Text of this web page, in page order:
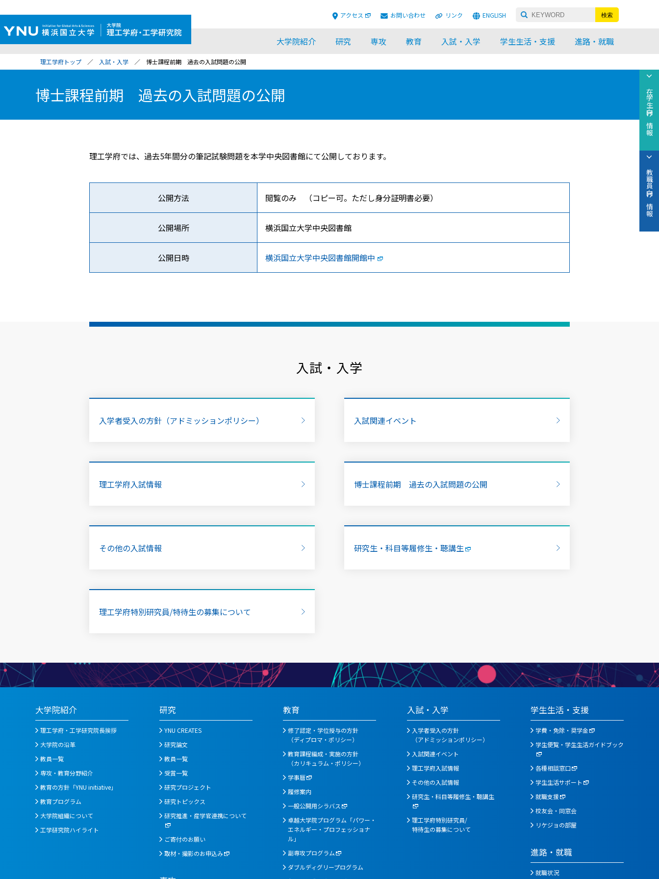
アクセス お問い合わせ リンク ENGLISH
大学院紹介 研究 専攻 教育 入試・入学 学生生活・支援 進路・就職
在学生向け情報
教職員向け情報
理工学府トップ 入試・入学 博士課程前期 過去の入試問題の公開
博士課程前期 過去の入試問題の公開
理工学府では、過去5年間分の筆記試験問題を本学中央図書館にて公開しております。
公開方法 閲覧のみ （コピー可。ただし身分証明書必要）
公開場所 横浜国立大学中央図書館
公開日時 横浜国立大学中央図書館開館中
入試・入学
入学者受入の方針（アドミッションポリシー） 入試関連イベント
理工学府入試情報 博士課程前期 過去の入試問題の公開
その他の入試情報 研究生・科目等履修生・聴講生
理工学府特別研究員/特待生の募集について
大学院紹介
理工学府・工学研究院長挨拶
大学院の沿革
教員一覧
専攻・教育分野紹介
教育の方針「YNU initiative」
教育プログラム
大学院組織について
工学研究院ハイライト
研究
YNU CREATES
研究論文
教員一覧
受賞一覧
研究プロジェクト
研究トピックス
研究推進・産学官連携について
ご寄付のお願い
取材・撮影のお申込み
教育
修了認定・学位授与の方針
（ディプロマ・ポリシー）
教育課程編成・実施の方針
（カリキュラム・ポリシー）
学事暦
履修案内
一般公開用シラバス
卓越大学院プログラム「パワー・
エネルギー・プロフェッショナ
ル」
副専攻プログラム
ダブルディグリープログラム
入試・入学
入学者受入の方針
（アドミッションポリシー）
入試関連イベント
理工学府入試情報
その他の入試情報
研究生・科目等履修生・聴講生
理工学府特別研究員/
特待生の募集について
学生生活・支援
学費・免除・奨学金
学生便覧・学生生活ガイドブック
各種相談窓口
学生生活サポート
就職支援
校友会・同窓会
リケジョの部屋
進路・就職
就職状況